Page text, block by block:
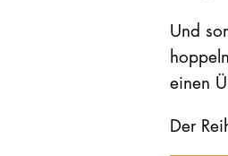
Und
einen
Der